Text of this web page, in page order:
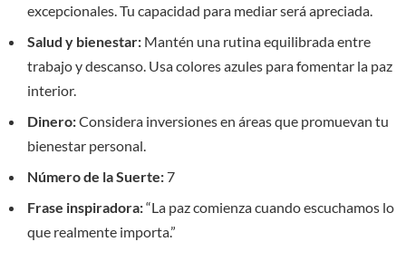
excepcionales. Tu capacidad para mediar será apreciada.
Salud y bienestar: Mantén una rutina equilibrada entre
trabajo y descanso. Usa colores azules para fomentar la paz
interior.
Dinero:Considera inversiones en áreas que promuevan tu
bienestar personal.
Número de la Suerte:7
Frase inspiradora:“La paz comienza cuando escuchamos lo
que realmente importa.”